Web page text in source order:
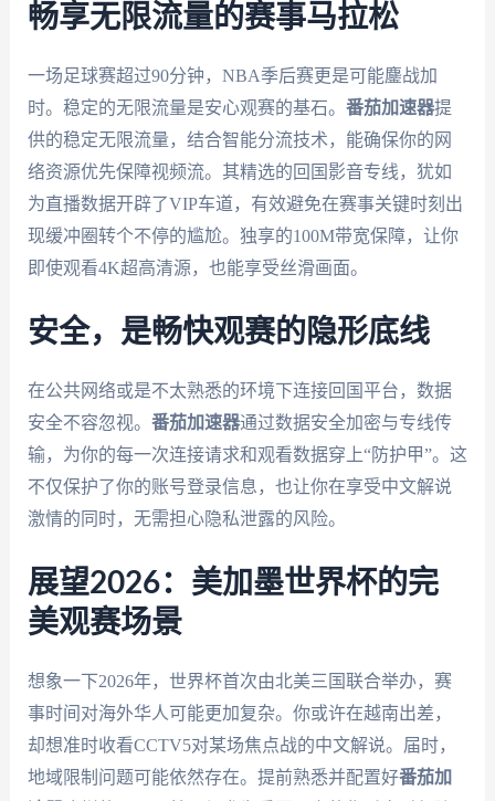
畅享无限流量的赛事马拉松
一场足球赛超过90分钟，NBA季后赛更是可能鏖战加
时。稳定的无限流量是安心观赛的基石。 番茄加速器提
供的稳定无限流量，结合智能分流技术，能确保你的网
络资源优先保障视频流。其精选的回国影音专线，犹如
为直播数据开辟了VIP车道，有效避免在赛事关键时刻出
现缓冲圈转个不停的尴尬。独享的100M带宽保障，让你
即使观看4K超高清源，也能享受丝滑画面。
安全，是畅快观赛的隐形底线
在公共网络或是不太熟悉的环境下连接回国平台，数据
安全不容忽视。 番茄加速器通过数据安全加密与专线传
输，为你的每一次连接请求和观看数据穿上“防护甲”。这
不仅保护了你的账号登录信息，也让你在享受中文解说
激情的同时，无需担心隐私泄露的风险。
展望2026：美加墨世界杯的完
美观赛场景
想象一下2026年，世界杯首次由北美三国联合举办，赛
事时间对海外华人可能更加复杂。你或许在越南出差，
却想准时收看CCTV5对某场焦点战的中文解说。届时，
地域限制问题可能依然存在。提前熟悉并配置好番茄加